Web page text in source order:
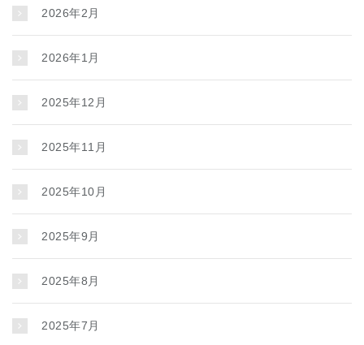
2026年2月
2026年1月
2025年12月
2025年11月
2025年10月
2025年9月
2025年8月
2025年7月